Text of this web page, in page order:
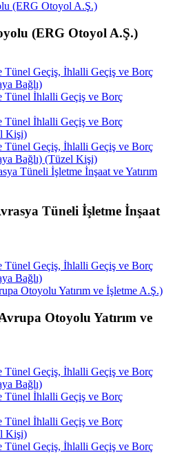
(ERG Otoyol A.Ş.)
Geçiş, İhlalli Geçiş ve Borç
Bağlı)
Tünel İhlalli Geçiş ve Borç
Tünel İhlalli Geçiş ve Borç
Kişi)
Geçiş, İhlalli Geçiş ve Borç
Bağlı) (Tüzel Kişi)
Tüneli İşletme İnşaat
Geçiş, İhlalli Geçiş ve Borç
Bağlı)
Otoyolu Yatırım ve
Geçiş, İhlalli Geçiş ve Borç
Bağlı)
Tünel İhlalli Geçiş ve Borç
Tünel İhlalli Geçiş ve Borç
Kişi)
Geçiş, İhlalli Geçiş ve Borç